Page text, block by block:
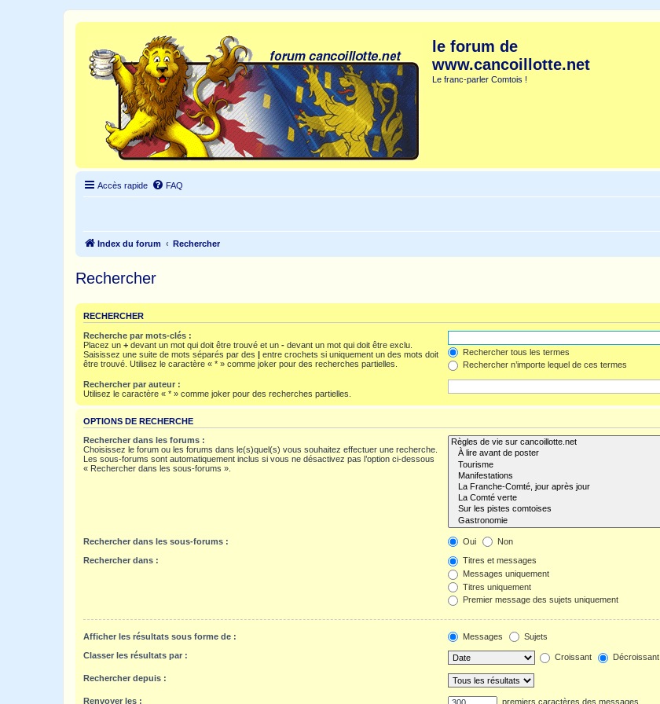
le forum de
www.cancoillotte.net
Le franc-parler Comtois !
Accès rapide FAQ
Index du forum Rechercher
Rechercher
RECHERCHER
Recherche par mots-clés :
Placez un + devant un mot qui doit être trouvé et un - devant un mot qui doit être exclu.
Saisissez une suite de mots séparés par des | entre crochets si uniquement un des mots doit
être trouvé. Utilisez le caractère « * » comme joker pour des recherches partielles.
Rechercher tous les termes
Rechercher n’importe lequel de ces termes
Rechercher par auteur :
Utilisez le caractère « * » comme joker pour des recherches partielles.
OPTIONS DE RECHERCHE
Rechercher dans les forums :
Choisissez le forum ou les forums dans le(s)quel(s) vous souhaitez effectuer une recherche.
Les sous-forums sont automatiquement inclus si vous ne désactivez pas l’option ci-dessous
« Rechercher dans les sous-forums ».
Rechercher dans les sous-forums : Oui Non
Rechercher dans :
Titres et messages
Messages uniquement
Titres uniquement
Premier message des sujets uniquement
Afficher les résultats sous forme de : Messages Sujets
Classer les résultats par : Croissant Décroissant
Rechercher depuis :
Renvoyer les : premiers caractères des messages